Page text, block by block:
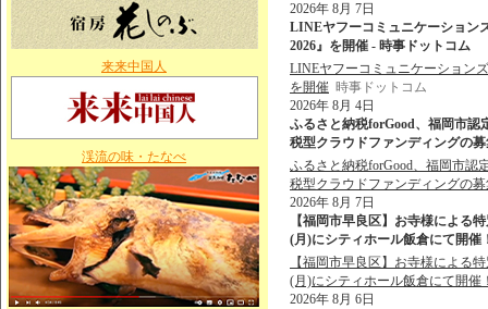
来来中国人
渓流の味・たなべ
2026年 8月 7日
LINEヤフーコミュニケーション
2026』を開催 - 時事ドットコム
LINEヤフーコミュニケーション
を開催 時事ドットコム
2026年 8月 4日
ふるさと納税forGood、福岡市認
税型クラウドファンディングの
ふるさと納税forGood、福岡市認
税型クラウドファンディングの
2026年 8月 7日
【福岡市早良区】お寺様による
(月)にシティホール飯倉にて開催
【福岡市早良区】お寺様による
(月)にシティホール飯倉にて開催
2026年 8月 6日